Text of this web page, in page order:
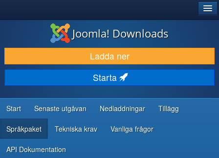
LADDA NER & UTÖKA
UPPTÄCK & LÄR
GEMENSKAP & SUPPORT
RESURSER FÖR UTVECKLARE
Joomla! Downloads
Ladda ner
Starta
Start Senaste utgåvan Nedladdningar Tillägg
Språkpaket Tekniska krav Vanliga frågor
API Dokumentation